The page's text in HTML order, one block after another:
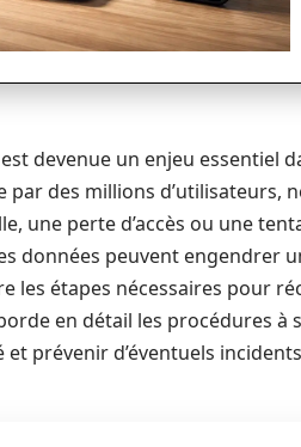
devenue un enjeu essentiel
par des millions d’utilisateurs,
une perte d’accès ou une
données peuvent
les étapes nécessaires pour
en détail les procédures à
prévenir d’éventuels